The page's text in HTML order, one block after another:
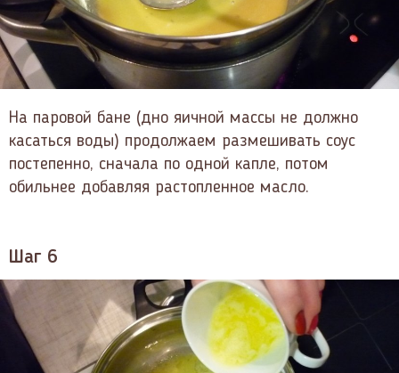
На паровой бане (дно яичной массы не должно
касаться воды) продолжаем размешивать соус
постепенно, сначала по одной капле, потом
обильнее добавляя растопленное масло.
Шаг 6